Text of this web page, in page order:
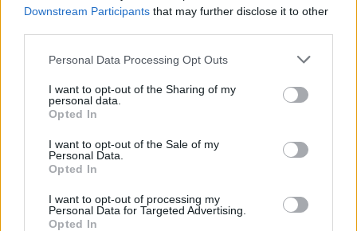
Downstream Participants that may further disclose it to other
Please note that this website/app uses one or more Google
not limited to your visit or usage behaviour. You may click to
grant or deny consent to Google and its third-party tags to
use your data for below specified purposes in below Google
consent section.
Personal Data Processing Opt Outs
I want to opt-out of the Sharing of my
personal data.
Opted In
I want to opt-out of the Sale of my
Personal Data.
Opted In
I want to opt-out of processing my
Personal Data for Targeted Advertising.
Opted In